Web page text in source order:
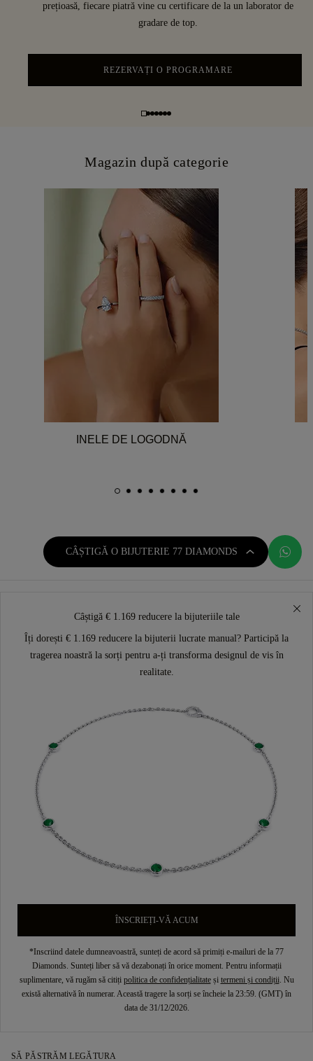
prețioasă, fiecare piatră vine cu certificare de la un laborator de
gradare de top.
REZERVAȚI O PROGRAMARE
Magazin după categorie
INELE DE LOGODNĂ
CÂȘTIGĂ O BIJUTERIE 77 DIAMONDS
Câștigă € 1.169 reducere la bijuteriile tale
Îți dorești € 1.169 reducere la bijuterii lucrate manual? Participă la
tragerea noastră la sorți pentru a-ți transforma designul de vis în
realitate.
ÎNSCRIEȚI-VĂ ACUM
*Inscriind datele dumneavoastră, sunteți de acord să primiți e-mailuri de la 77
Diamonds. Sunteți liber să vă dezabonați în orice moment. Pentru informații
suplimentare, vă rugăm să citiți politica de confidențialitateși termeni și condiții . Nu
există alternativă în numerar. Această tragere la sorți se încheie la 23:59. (GMT) în
data de 31/12/2026.
SĂ PĂSTRĂM LEGĂTURA